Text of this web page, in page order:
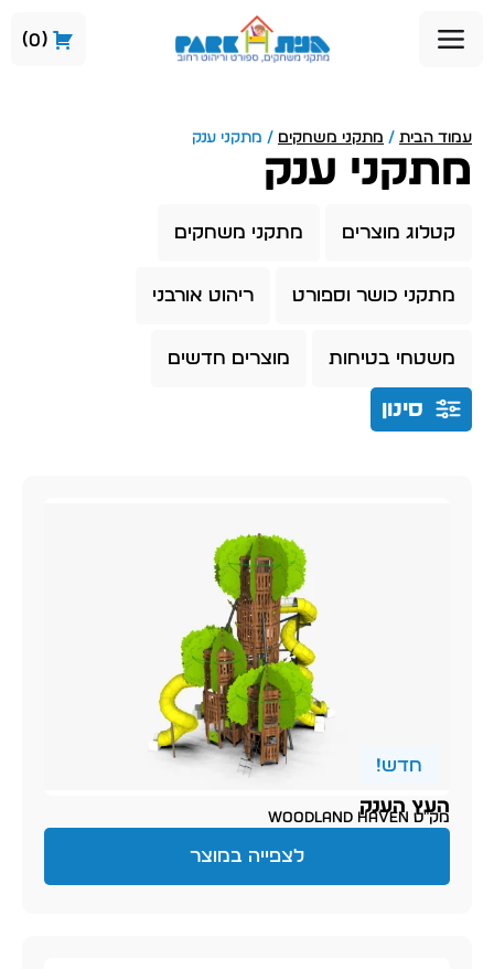
0
עמוד הבית / מתקני משחקים / מתקני ענק
מתקני ענק
קטלוג מוצרים מתקני משחקים
מתקני כושר וספורט ריהוט אורבני
משטחי בטיחות מוצרים חדשים
סינון
חדש!
העץ הענק
מק״ט Woodland Haven
לצפייה במוצר